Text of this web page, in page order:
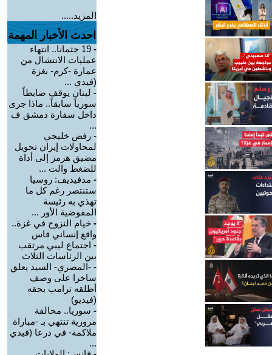
المزيد.....
احدث الأخبار المهمة
-
19 جثمانا.. انتهاء
عمليات الانتشال من
عمارة -كرم- بغزة
(فيدي ...
- لبنان يوقف ضابطاً
سورياً سابقاً.. ماذا جرى
داخل سفارة دمشق ف
...
- رفض خليجي
لمحاولات إيران تحويل
مضيق هرمز إلى أداة
للضغط والت ...
- مدفيديف: روسيا
ستنتصر رغم كل ما
تهذي به رئيسة
المفوضية الأور ...
- خيام النزوح في غزة..
واقع إنساني قاس
- اجتماع ليبي مرتقب
بين الرئاسات الثلاث
- -المصري- السيد يعلق
ساخرا على وصف
أطلقه ترامب بحقه
(فيديو)
- سوريا.. مخالفة
مرورية تنتهي بـ -مباراة
ملاكمة- في درعا (فيدي
...